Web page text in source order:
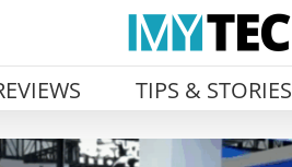
TIPS & STORIES